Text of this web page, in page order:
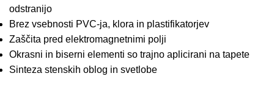
odstranijo
Brez vsebnosti PVC-ja, klora in plastifikatorjev
Zaščita pred elektromagnetnimi polji
Okrasni in ​​biserni elementi so trajno aplicirani na tapete
Sinteza stenskih oblog in svetlobe